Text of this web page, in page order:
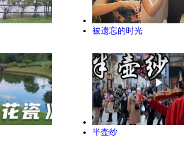
被遗忘的时光
半壶纱